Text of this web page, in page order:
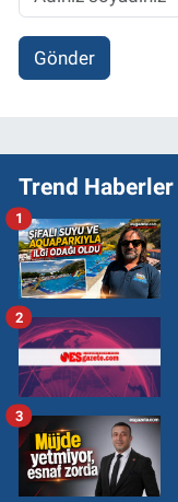
Gönder
Trend Haberler
1
2
3